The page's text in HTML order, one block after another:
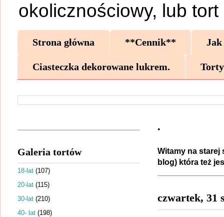
okolicznościowy, lub tort
Strona główna **Cennik** Jak
Ciasteczka dekorowane lukrem.
.
Witamy na starej
blog) która też
czwartek, 31
Galeria tortów
18-lat (107)
20-lat (115)
30-lat (210)
40- lat (198)